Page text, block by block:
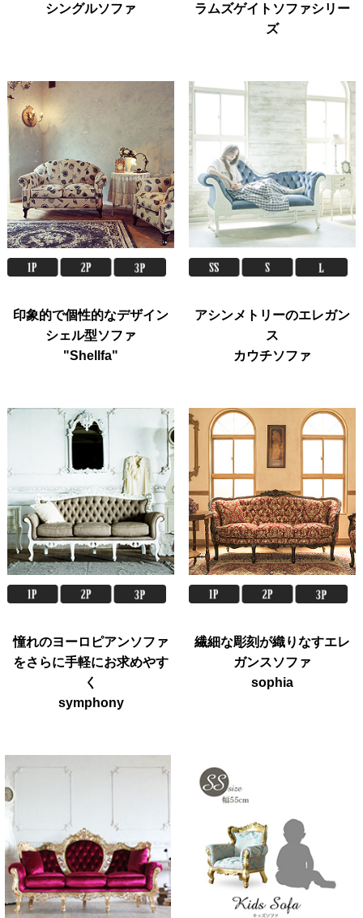
シングルソファ
ラムズゲイトソファシリー
ズ
印象的で個性的なデザイン
シェル型ソファ
"Shellfa"
アシンメトリーのエレガン
ス
カウチソファ
憧れのヨーロピアンソファ
をさらに手軽にお求めやす
く
symphony
繊細な彫刻が織りなすエレ
ガンスソファ
sophia